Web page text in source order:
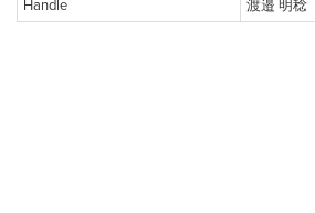
Handle
渡邉 明稔